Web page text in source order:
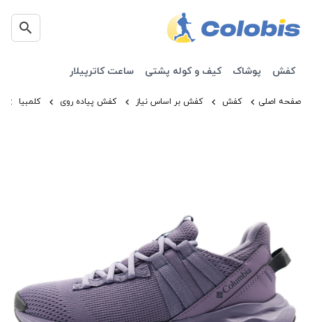
کفش پوشاک کیف و کوله پشتی ساعت کاترپیلار
صفحه اصلی کفش کفش بر اساس نیاز کفش پیاده روی کلمبیا